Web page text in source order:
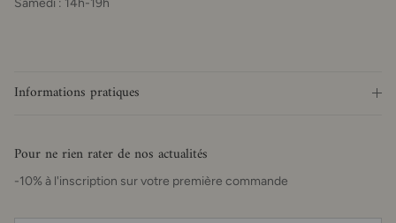
Samedi : 14h-19h
Informations pratiques
Pour ne rien rater de nos actualités
-10% à l'inscription sur votre première commande